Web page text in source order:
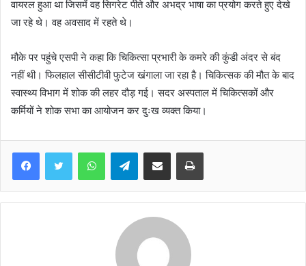
वायरल हुआ था जिसमें वह सिगरेट पीते और अभद्र भाषा का प्रयोग करते हुए देखे
जा रहे थे। वह अवसाद में रहते थे।
मौके पर पहुंचे एसपी ने कहा कि चिकित्सा प्रभारी के कमरे की कुंडी अंदर से बंद
नहीं थी। फिलहाल सीसीटीवी फुटेज खंगाला जा रहा है। चिकित्सक की मौत के बाद
स्वास्थ्य विभाग में शोक की लहर दौड़ गई। सदर अस्पताल में चिकित्सकों और
कर्मियों ने शोक सभा का आयोजन कर दुःख व्यक्त किया।
Telegram